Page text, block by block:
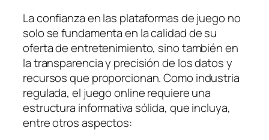
La confianza en las plataformas de juego no
solo se fundamenta en la calidad de su
oferta de entretenimiento, sino también en
la transparencia y precisión de los datos y
recursos que proporcionan. Como industria
regulada, el juego online requiere una
estructura informativa sólida, que incluya,
entre otros aspectos: